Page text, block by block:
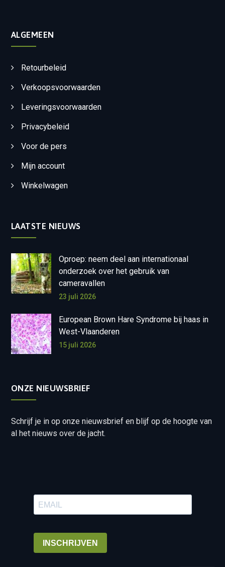
ALGEMEEN
Retourbeleid
Verkoopsvoorwaarden
Leveringsvoorwaarden
Privacybeleid
Voor de pers
Mijn account
Winkelwagen
LAATSTE NIEUWS
Oproep: neem deel aan internationaal
onderzoek over het gebruik van
cameravallen
23 juli 2026
European Brown Hare Syndrome bij haas in
West-Vlaanderen
15 juli 2026
ONZE NIEUWSBRIEF
Schrijf je in op onze nieuwsbrief en blijf op de hoogte van
al het nieuws over de jacht.